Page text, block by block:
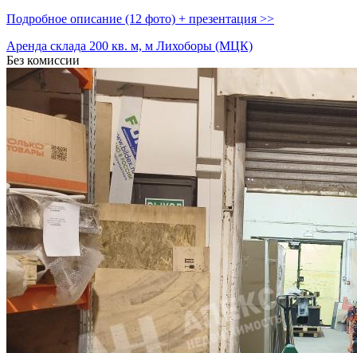
Подробное описание (12 фото) + презентация >>
Аренда склада 200 кв. м, м Лихоборы (МЦК)
Без комиссии